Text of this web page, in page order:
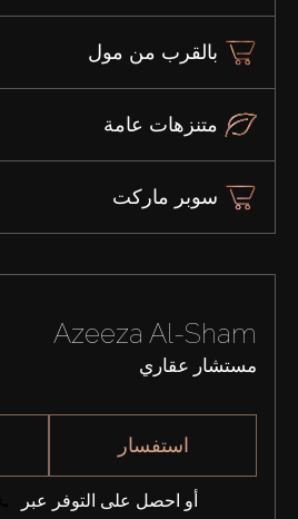
بالقرب من مول
متنزهات عامة
سوبر ماركت
Azeeza Al-Sham
مستشار عقاري
استفسار
أو احصل على التوفر عبر